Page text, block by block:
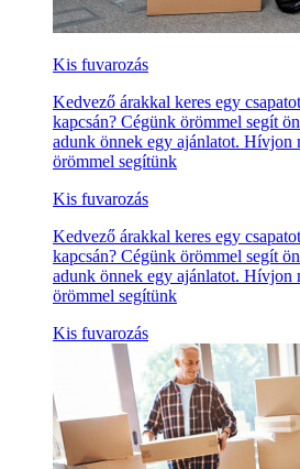
Kis fuvarozás
Kedvező árakkal keres egy
kapcsán? Cégünk örömmel segít
adunk önnek egy ajánlatot. Hívjon
örömmel segítünk
Kis fuvarozás
Kedvező árakkal keres egy
kapcsán? Cégünk örömmel segít
adunk önnek egy ajánlatot. Hívjon
örömmel segítünk
Kis fuvarozás